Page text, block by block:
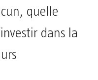
quelle
dans la